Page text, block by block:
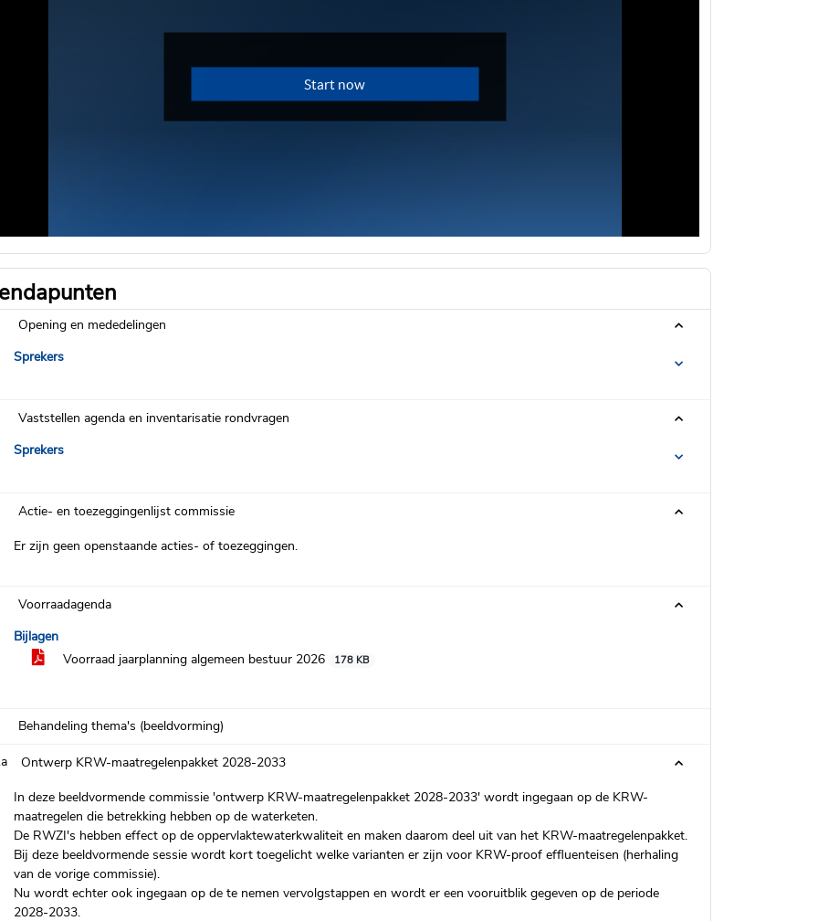
Opening en mededelingen
Sprekers
Vaststellen agenda en inventarisatie rondvragen
Sprekers
Actie- en toezeggingenlijst commissie
Er zijn geen openstaande acties- of toezeggingen.
Voorraadagenda
Bijlagen
Voorraad jaarplanning algemeen bestuur 2026
178 KB
Behandeling thema's (beeldvorming)
Ontwerp KRW-maatregelenpakket 2028-2033
In deze beeldvormende commissie 'ontwerp KRW-maatregelenpakket 2028-2033' wordt ingegaan op de KRW-
maatregelen die betrekking hebben op de waterketen.
De RWZI's hebben effect op de oppervlaktewaterkwaliteit en maken daarom deel uit van het KRW-maatregelenpakket.
Bij deze beeldvormende sessie wordt kort toegelicht welke varianten er zijn voor KRW-proof effluenteisen (herhaling
van de vorige commissie).
Nu wordt echter ook ingegaan op de te nemen vervolgstappen en wordt er een vooruitblik gegeven op de periode
2028-2033.